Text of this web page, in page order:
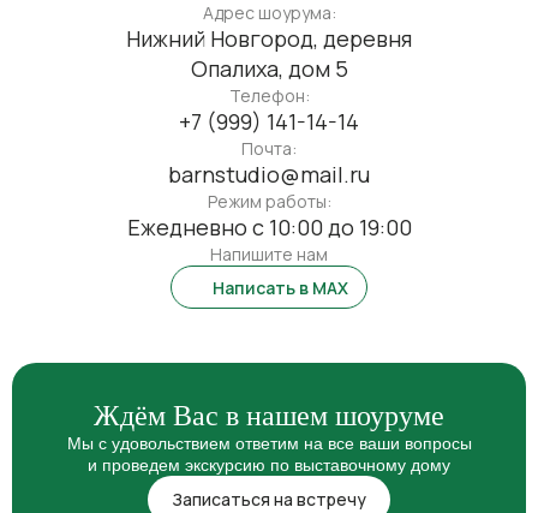
Адрес шоурума:
Нижний Новгород, деревня
Опалиха, дом 5
Телефон:
+7 (999) 141-14-14
Почта:
barnstudio@mail.ru
Режим работы:
Ежедневно с 10:00 до 19:00
Напишите нам
Написать в MAX
Ждём Вас в нашем шоуруме
Мы с удовольствием ответим на все ваши вопросы
и проведем экскурсию по выставочному дому
Записаться на встречу